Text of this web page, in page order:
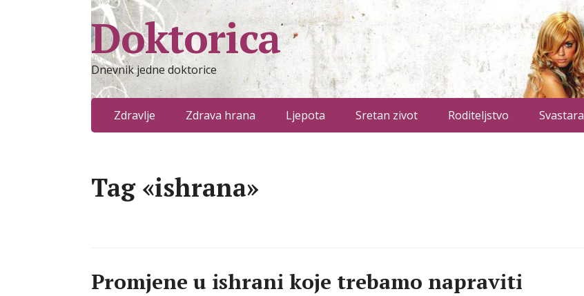
Doktorica
Dnevnik jedne doktorice
Zdravlje Zdrava hrana Ljepota Sretan zivot Roditeljstvo Svastara
Tag «ishrana»
Promjene u ishrani koje trebamo napraviti